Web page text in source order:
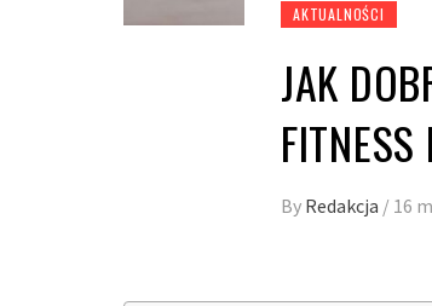
AKTUALNOŚCI
JAK
By Redakcja / 16